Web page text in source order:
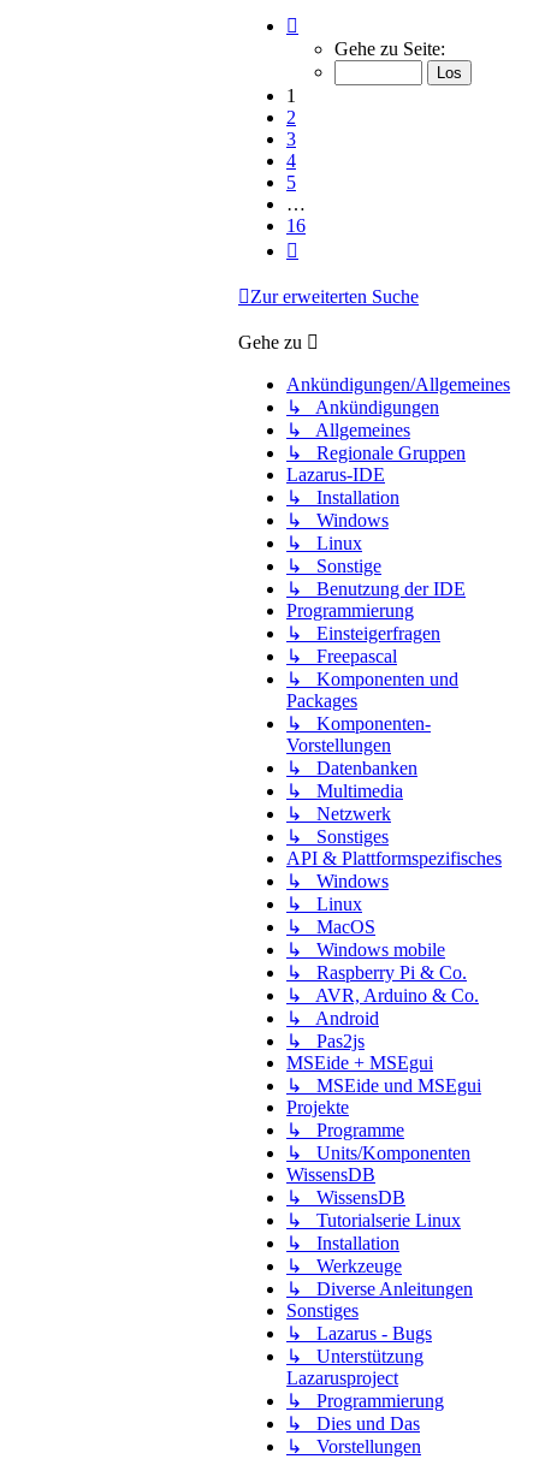
von
Gehe zu Seite:
1
2
3
4
5
…
16
Zur erweiterten Suche
Gehe zu
Ankündigungen/Allgemeines
↳ Ankündigungen
↳ Allgemeines
↳ Regionale Gruppen
Lazarus-IDE
↳ Installation
↳ Windows
↳ Linux
↳ Sonstige
↳ Benutzung der IDE
Programmierung
↳ Einsteigerfragen
↳ Freepascal
↳ Komponenten und
Packages
↳ Komponenten-
Vorstellungen
↳ Datenbanken
↳ Multimedia
↳ Netzwerk
↳ Sonstiges
API & Plattformspezifisches
↳ Windows
↳ Linux
↳ MacOS
↳ Windows mobile
↳ Raspberry Pi & Co.
↳ AVR, Arduino & Co.
↳ Android
↳ Pas2js
MSEide + MSEgui
↳ MSEide und MSEgui
Projekte
↳ Programme
↳ Units/Komponenten
WissensDB
↳ WissensDB
↳ Tutorialserie Linux
↳ Installation
↳ Werkzeuge
↳ Diverse Anleitungen
Sonstiges
↳ Lazarus - Bugs
↳ Unterstützung
Lazarusproject
↳ Programmierung
↳ Dies und Das
↳ Vorstellungen